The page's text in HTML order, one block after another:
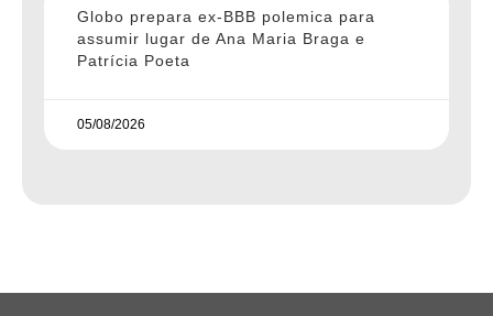
Globo prepara ex-BBB polemica para
assumir lugar de Ana Maria Braga e
Patrícia Poeta
05/08/2026